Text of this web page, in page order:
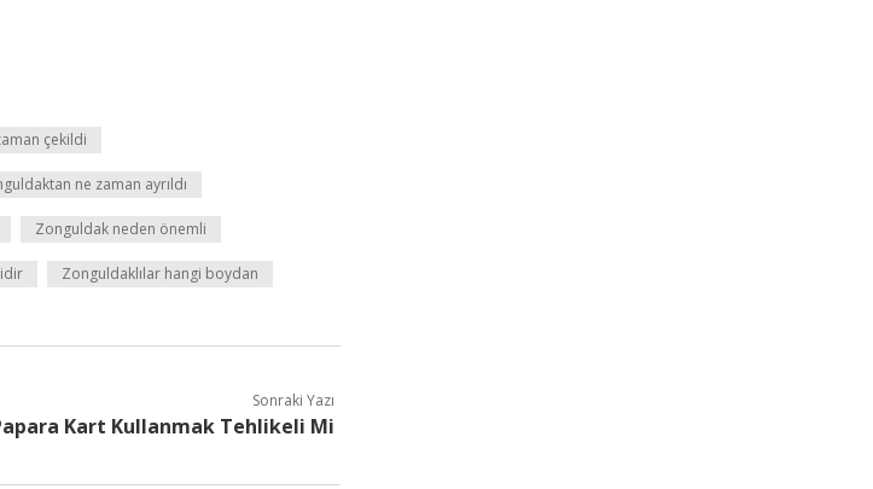
çekildi
ne zaman ayrıldı
Zonguldak neden önemli
Zonguldaklılar hangi boydan
Sonraki Yazı
Kart Kullanmak Tehlikeli Mi